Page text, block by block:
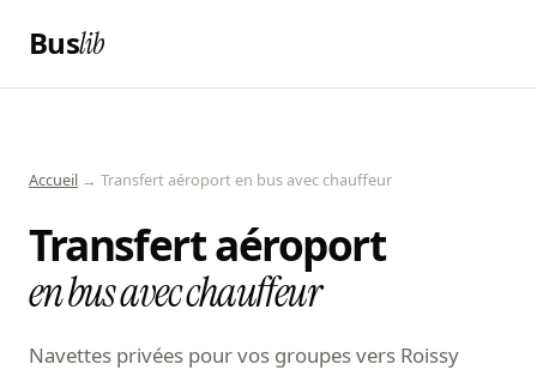
Buslib
Accueil → Transfert aéroport en bus avec chauffeur
Transfert aéroport
en bus avec chauffeur
Navettes privées pour vos groupes vers Roissy